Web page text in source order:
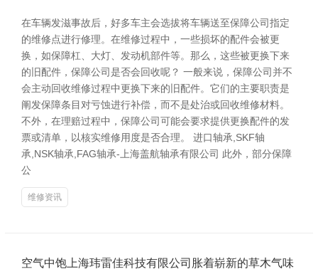
在车辆发滋事故后，好多车主会选拔将车辆送至保障公司指定
的维修点进行修理。在维修过程中，一些损坏的配件会被更
换，如保障杠、大灯、发动机部件等。那么，这些被更换下来
的旧配件，保障公司是否会回收呢？ 一般来说，保障公司并不
会主动回收维修过程中更换下来的旧配件。它们的主要职责是
阐发保障条目对亏蚀进行补偿，而不是处治或回收维修材料。
不外，在理赔过程中，保障公司可能会要求提供更换配件的发
票或清单，以核实维修用度是否合理。 进口轴承,SKF轴
承,NSK轴承,FAG轴承-上海盖航轴承有限公司 此外，部分保障
公
维修资讯
空气中饱上海玮雷佳科技有限公司胀着崭新的草木气味